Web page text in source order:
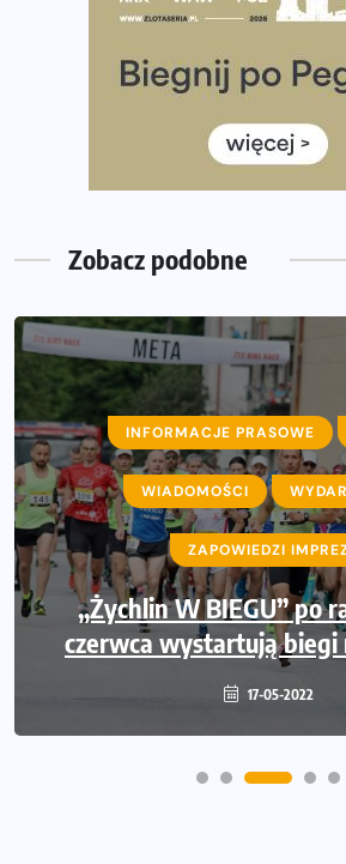
Co ma dużo białka? Produkty, które
Rozbiegany Olsztyn szykuje się na
Już w tę sobotę 35. Bieg Powstania
Wystartuje rekordowa liczba
Zobacz podobne
INFORMACJE PRASOWE
WIADOMOŚCI
ZAPOWIEDZI
„Żychlin W BIEGU” po
czerwca wystartują biegi
17-05-2022